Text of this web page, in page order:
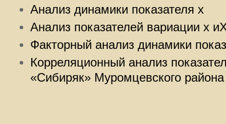
Анализ динамики показателя х
Анализ показателей вариации x
Факторный анализ динамики
Корреляционный анализ
«Сибиряк» Муромцевского